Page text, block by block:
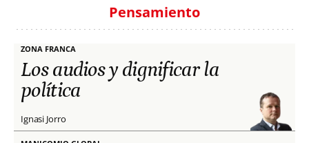
Pensamiento
ZONA FRANCA
Los audios y dignificar la
política
Ignasi Jorro